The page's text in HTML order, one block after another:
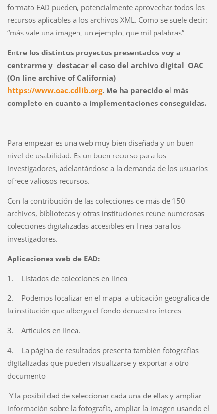
formato EAD pueden, potencialmente aprovechar todos los
recursos aplicables a los archivos XML. Como se suele decir:
“más vale una imagen, un ejemplo, que mil palabras”.
Entre los distintos proyectos presentados voy a
centrarme y destacar el caso del archivo digital OAC
(On line archive of California)
https://www.oac.cdlib.org. Me ha parecido el más
completo en cuanto a implementaciones conseguidas.
Para empezar es una web muy bien diseñada y un buen
nivel de usabilidad. Es un buen recurso para los
investigadores, adelantándose a la demanda de los usuarios
ofrece valiosos recursos.
Con la contribución de las colecciones de más de 150
archivos, bibliotecas y otras instituciones reúne numerosas
colecciones digitalizadas accesibles en línea para los
investigadores.
Aplicaciones web de EAD:
1. Listados de colecciones en línea
2.
Podemos localizar en el mapa la ubicación geográfica de
la institución que alberga el fondo denuestro ínteres
3. Artículos en línea.
4.
La página de resultados presenta también fotografías
digitalizadas que pueden visualizarse y exportar a otro
documento
Y la posibilidad de seleccionar cada una de ellas y ampliar
información sobre la fotografía, ampliar la imagen usando el